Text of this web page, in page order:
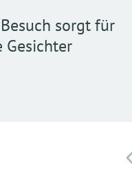
sorgt für
Gesichter